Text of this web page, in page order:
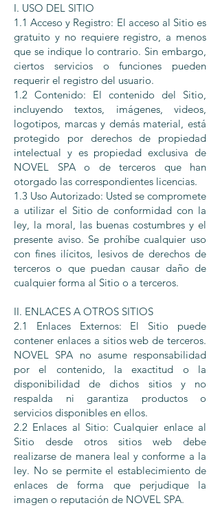
I. USO DEL SITIO
1.1 Acceso y Registro: El acceso al Sitio es
gratuito y no requiere registro, a menos
que se indique lo contrario. Sin embargo,
ciertos servicios o funciones pueden
requerir el registro del usuario.
1.2 Contenido: El contenido del Sitio,
incluyendo textos, imágenes, videos,
logotipos, marcas y demás material, está
protegido por derechos de propiedad
intelectual y es propiedad exclusiva de
NOVEL SPA o de terceros que han
otorgado las correspondientes licencias.
1.3 Uso Autorizado: Usted se compromete
a utilizar el Sitio de conformidad con la
ley, la moral, las buenas costumbres y el
presente aviso. Se prohíbe cualquier uso
con fines ilícitos, lesivos de derechos de
terceros o que puedan causar daño de
cualquier forma al Sitio o a terceros.
II. ENLACES A OTROS SITIOS
2.1 Enlaces Externos: El Sitio puede
contener enlaces a sitios web de terceros.
NOVEL SPA no asume responsabilidad
por el contenido, la exactitud o la
disponibilidad de dichos sitios y no
respalda ni garantiza productos o
servicios disponibles en ellos.
2.2 Enlaces al Sitio: Cualquier enlace al
Sitio desde otros sitios web debe
realizarse de manera leal y conforme a la
ley. No se permite el establecimiento de
enlaces de forma que perjudique la
imagen o reputación de NOVEL SPA.